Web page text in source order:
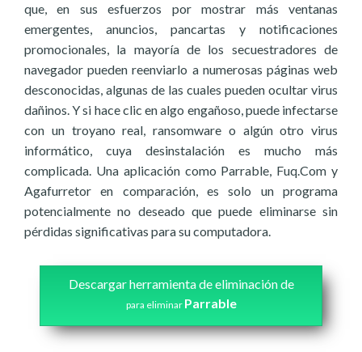
que, en sus esfuerzos por mostrar más ventanas
emergentes, anuncios, pancartas y notificaciones
promocionales, la mayoría de los secuestradores de
navegador pueden reenviarlo a numerosas páginas web
desconocidas, algunas de las cuales pueden ocultar virus
dañinos. Y si hace clic en algo engañoso, puede infectarse
con un troyano real, ransomware o algún otro virus
informático, cuya desinstalación es mucho más
complicada. Una aplicación como Parrable, Fuq.Com y
Agafurretor en comparación, es solo un programa
potencialmente no deseado que puede eliminarse sin
pérdidas significativas para su computadora.
Descargar herramienta de eliminación de
para eliminar Parrable